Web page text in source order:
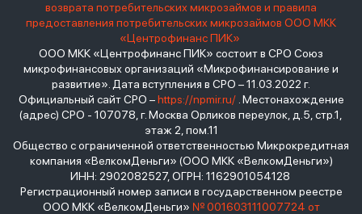
возврата потребительских микрозаймов и правила
предоставления потребительских микрозаймов ООО МКК
«Центрофинанс ПИК»
ООО МКК «Центрофинанс ПИК» состоит в СРО Союз
микрофинансовых организаций «Микрофинансирование и
развитие». Дата вступления в СРО – 11.03.2022 г.
Официальный сайт СРО –https://npmir.ru/. Местонахождение
(адрес) СРО - 107078, г. Москва Орликов переулок, д.5, стр.1,
этаж 2, пом.11
Общество с ограниченной ответственностью Микрокредитная
компания «ВелкомДеньги» (ООО МКК «ВелкомДеньги»)
ИНН: 2902082527, ОГРН: 1162901054128
Регистрационный номер записи в государственном реестре
ООО МКК «ВелкомДеньги» № 001603111007724 от